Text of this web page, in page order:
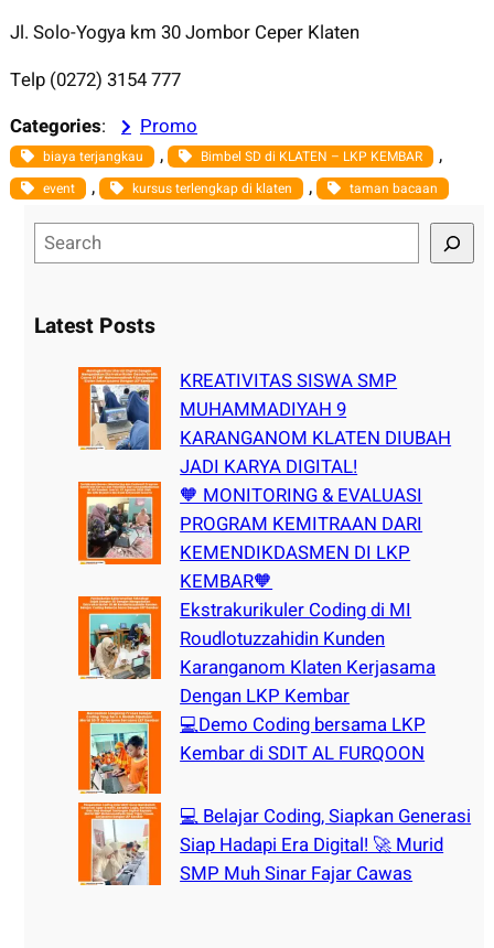
Jl. Solo-Yogya km 30 Jombor Ceper Klaten
Telp (0272) 3154 777
Categories: Promo
biaya terjangkau , Bimbel SD di KLATEN – LKP KEMBAR ,
event , kursus terlengkap di klaten , taman bacaan
e
rLatest Posts
KREATIVITAS SISWA SMP
MUHAMMADIYAH 9
KARANGANOM KLATEN DIUBAH
JADI KARYA DIGITAL!
🧡 MONITORING & EVALUASI
PROGRAM KEMITRAAN DARI
KEMENDIKDASMEN DI LKP
KEMBAR🧡
Ekstrakurikuler Coding di MI
Roudlotuzzahidin Kunden
Karanganom Klaten Kerjasama
Dengan LKP Kembar
💻Demo Coding bersama LKP
Kembar di SDIT AL FURQOON
💻 Belajar Coding, Siapkan Generasi
Siap Hadapi Era Digital! 🚀 Murid
SMP Muh Sinar Fajar Cawas